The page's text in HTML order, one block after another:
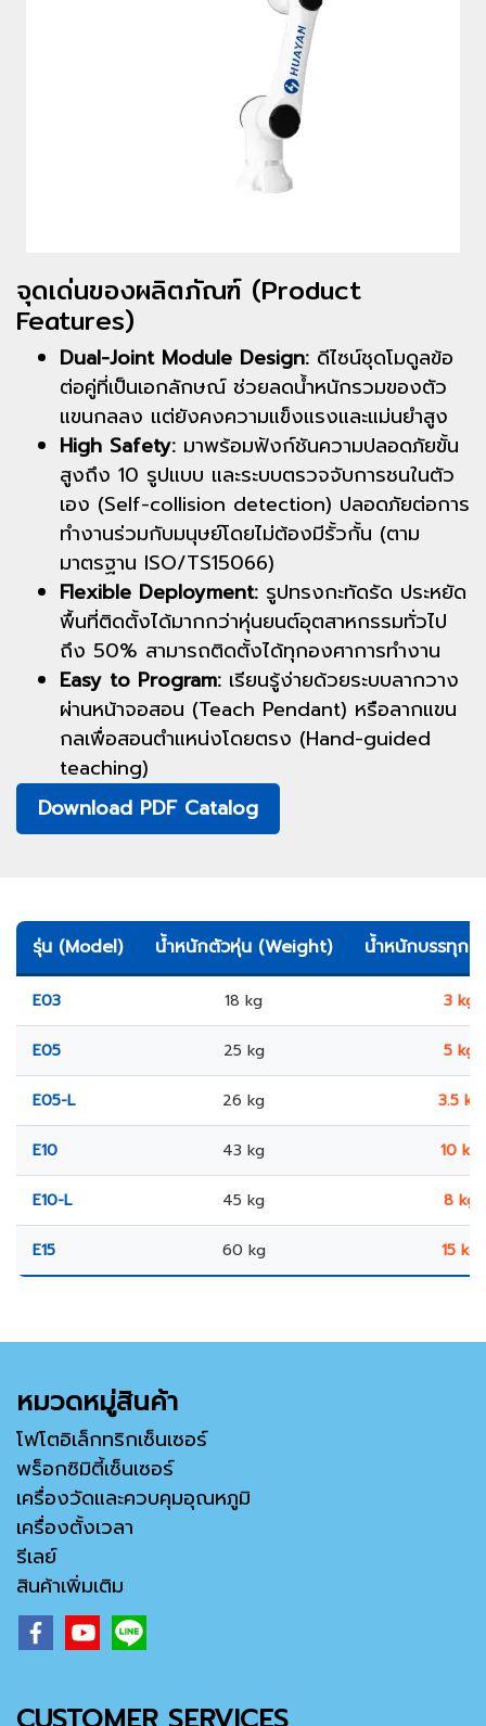
จุดเด่นของผลิตภัณฑ์ (Product
Features)
Dual-Joint Module Design: ดีไซน์ชุดโมดูลข้อ
ต่อคู่ที่เป็นเอกลักษณ์ ช่วยลดน้ำหนักรวมของตัว
แขนกลลง แต่ยังคงความแข็งแรงและแม่นยำสูง
High Safety: มาพร้อมฟังก์ชันความปลอดภัยขั้น
สูงถึง 10 รูปแบบ และระบบตรวจจับการชนในตัว
เอง (Self-collision detection) ปลอดภัยต่อการ
ทำงานร่วมกับมนุษย์โดยไม่ต้องมีรั้วกั้น (ตาม
มาตรฐาน ISO/TS15066)
Flexible Deployment: รูปทรงกะทัดรัด ประหยัด
พื้นที่ติดตั้งได้มากกว่าหุ่นยนต์อุตสาหกรรมทั่วไป
ถึง 50% สามารถติดตั้งได้ทุกองศาการทำงาน
Easy to Program: เรียนรู้ง่ายด้วยระบบลากวาง
ผ่านหน้าจอสอน (Teach Pendant) หรือลากแขน
กลเพื่อสอนตำแหน่งโดยตรง (Hand-guided
teaching)
Download PDF Catalog
รุ่น (Model) น้ำหนักตัวหุ่น (Weight) น้ำหนักบรรทุก
E03 18 kg 3 kg
E05 25 kg 5 kg
E05-L 26 kg 3.5 kg
E10 43 kg 10 kg
E10-L 45 kg 8 kg
E15 60 kg 15 kg
หมวดหมู่สินค้า
โฟโตอิเล็กทริกเซ็นเซอร์
พร็อกซิมิตี้เซ็นเซอร์
เครื่องวัดและควบคุมอุณหภูมิ
เครื่องตั้งเวลา
รีเลย์
สินค้าเพิ่มเติม